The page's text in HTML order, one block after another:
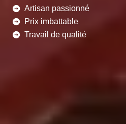
Artisan passionné
Prix imbattable
Travail de qualité